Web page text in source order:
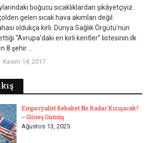
boğucu sıcaklıklardan şikâyetçiyiz.
gelen sıcak hava akımları değil.
oldukça kirli. Dünya Sağlık Örgütü’nün
“Avrupa’daki en kirli kentler” listesinin ilk
8 şehir ...
Kasım 14, 2017
Emperyalist Rekabet Ne Kadar Kızışacak?
– Güneş Gümüş
Ağustos 13, 2025